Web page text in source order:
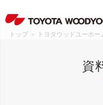
トップ ＞ トヨタウッドユーホー
資